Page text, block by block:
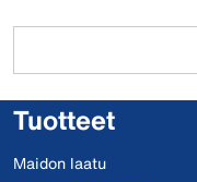
Tuotteet
Maidon laatu